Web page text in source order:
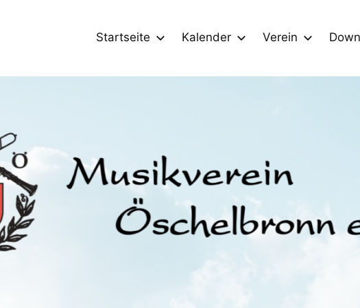
Startseite Kalender Verein